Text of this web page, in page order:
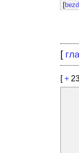
[
[
[+